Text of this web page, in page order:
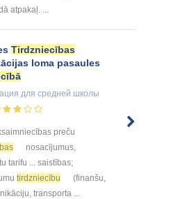
atpakaļ. ...
Tirdzniecības
loma pasaules
для средней школы
preču
nosacījumus,
tarifu ... saistības;
tirdzniecību
(finanšu,
transporta ...